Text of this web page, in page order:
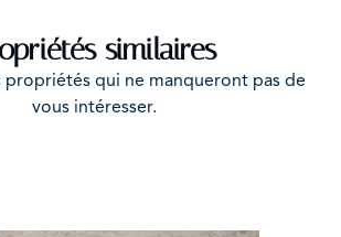
similaires
propriétés qui ne manqueront pas de
vous intéresser.